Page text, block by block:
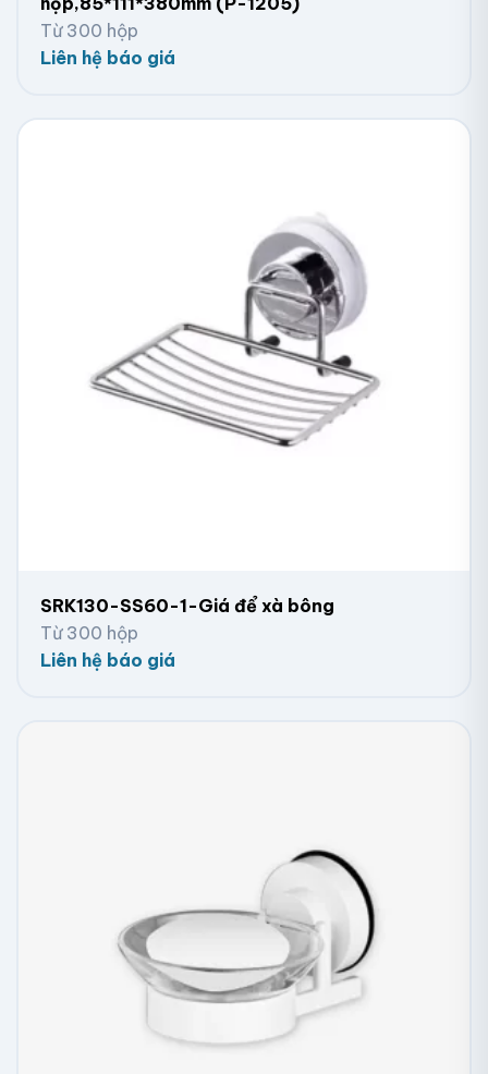
Từ 300 hộp
Liên hệ báo giá
SRK130-SS60-1-Giá để xà bông
Từ 300 hộp
Liên hệ báo giá